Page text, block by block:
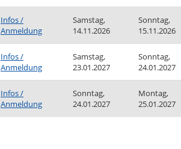
Infos /
Anmeldung
Samstag,
14.11.2026
Sonntag,
15.11.2026
Infos /
Anmeldung
Samstag,
23.01.2027
Sonntag,
24.01.2027
Infos /
Anmeldung
Sonntag,
24.01.2027
Montag,
25.01.2027